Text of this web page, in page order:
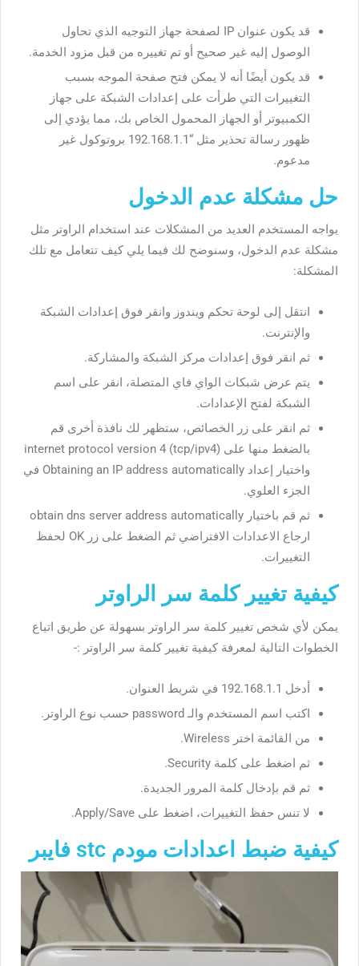
قد يكون عنوان IP لصفحة جهاز التوجيه الذي تحاول
الوصول إليه غير صحيح أو تم تغييره من قبل مزود الخدمة.
قد يكون أيضًا أنه لا يمكن فتح صفحة الموجه بسبب
التغييرات التي طرأت على إعدادات الشبكة على جهاز
الكمبيوتر أو الجهاز المحمول الخاص بك، مما يؤدي إلى
ظهور رسالة تحذير مثل “192.168.1.1 بروتوكول غير
مدعوم.
حل مشكلة عدم الدخول
يواجه المستخدم العديد من المشكلات عند استخدام الراوتر مثل
مشكلة عدم الدخول، وسنوضح لك فيما يلي كيف تتعامل مع تلك
المشكلة:
انتقل إلى لوحة تحكم ويندوز وانقر فوق إعدادات الشبكة
والإنترنت.
ثم انقر فوق إعدادات مركز الشبكة والمشاركة.
يتم عرض شبكات الواي فاي المتصلة، انقر على اسم
الشبكة لفتح الإعدادات.
ثم انقر على زر الخصائص، ستظهر لك نافذة أخرى قم
بالضغط منها على internet protocol version 4 (tcp/ipv4)
واختيار إعداد Obtaining an IP address automatically في
الجزء العلوي.
ثم قم باختيار obtain dns server address automatically
ارجاع الاعدادات الافتراضي ثم الضغط على زر OK لحفظ
التغييرات.
كيفية تغيير كلمة سر الراوتر
يمكن لأي شخص تغيير كلمة سر الراوتر بسهولة عن طريق اتباع
الخطوات التالية لمعرفة كيفية تغيير كلمة سر الراوتر :-
أدخل 192.168.1.1 في شريط العنوان.
اكتب اسم المستخدم والـ password حسب نوع الراوتر.
من القائمة اختر Wireless.
ثم اضغط على كلمة Security.
ثم قم بإدخال كلمة المرور الجديدة.
لا تنس حفظ التغييرات، اضغط على Apply/Save.
كيفية ضبط اعدادات مودم stc فايبر